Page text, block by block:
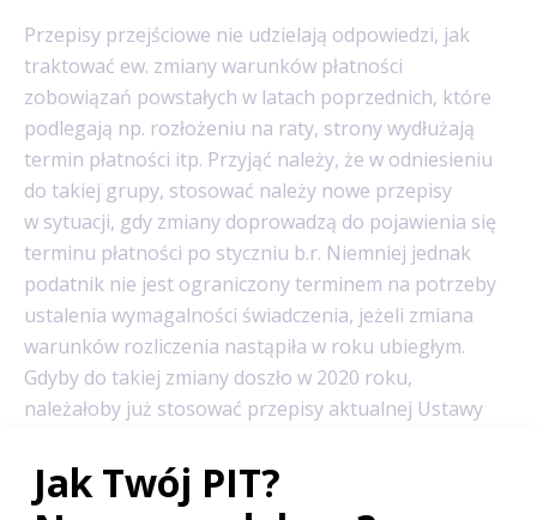
Przepisy przejściowe nie udzielają odpowiedzi, jak
traktować ew. zmiany warunków płatności
zobowiązań powstałych w latach poprzednich, które
podlegają np. rozłożeniu na raty, strony wydłużają
termin płatności itp. Przyjąć należy, że w odniesieniu
do takiej grupy, stosować należy nowe przepisy
w sytuacji, gdy zmiany doprowadzą do pojawienia się
terminu płatności po styczniu b.r. Niemniej jednak
podatnik nie jest ograniczony terminem na potrzeby
ustalenia wymagalności świadczenia, jeżeli zmiana
warunków rozliczenia nastąpiła w roku ubiegłym.
Gdyby do takiej zmiany doszło w 2020 roku,
należałoby już stosować przepisy aktualnej Ustawy
Mając na uwadze fakt, że dotychczasowe przepisy